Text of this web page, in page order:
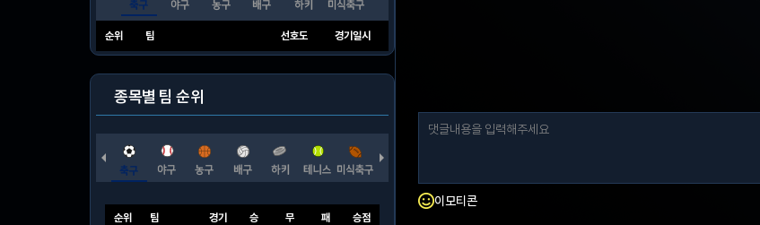
순위 팀 선호도 경기일시
종목별 팀 순위
순위 팀 경기 승 무 패 승점
이모티콘